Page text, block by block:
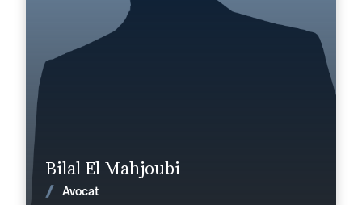
Bilal El Mahjoubi
Avocat
bilal.el-mahjoubi@fidal.com